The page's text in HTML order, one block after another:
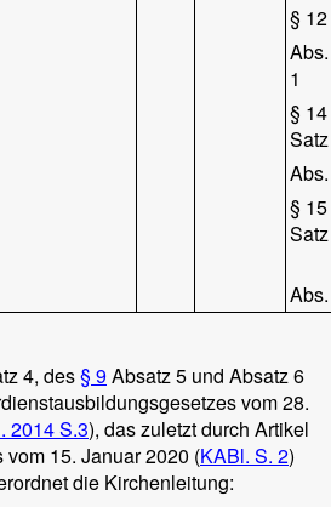
§
1
§
§
4, des§ 9Absatz 5 und Absatz 6
vom 28.
2014 S.3), das zuletzt durch Artikel
15. Januar 2020 (KABl. S. 2)
die Kirchenleitung: